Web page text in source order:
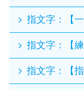
指文字：【
指文字：【
指文字：【